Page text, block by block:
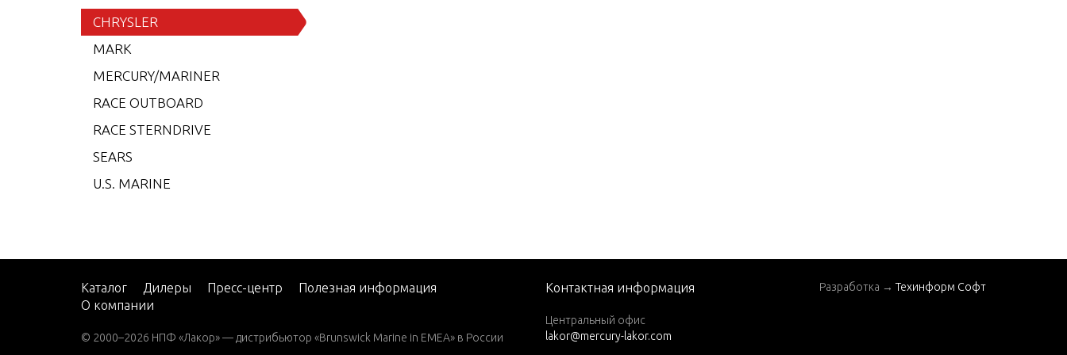
CHRYSLER
MARK
MERCURY/MARINER
RACE OUTBOARD
RACE STERNDRIVE
SEARS
U.S. MARINE
8 (1978)
8 (1979)
9.9 (1980)
Каталог Дилеры Пресс-центр
Полезная информация
О компании
© 2000–2026 НПФ «Лакор» — дистрибьютор «Brunswick Marine in EMEA» в России
Контактная информация
Центральный офис
lakor@mercury-lakor.com
Разработка → Техинформ Софт